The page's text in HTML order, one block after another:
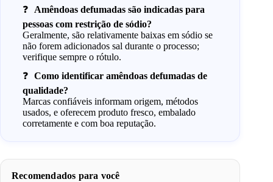
Amêndoas defumadas são indicadas para
pessoas com restrição de sódio?
Geralmente, são relativamente baixas em sódio se
não forem adicionados sal durante o processo;
verifique sempre o rótulo.
Como identificar amêndoas defumadas de
qualidade?
Marcas confiáveis informam origem, métodos
usados, e oferecem produto fresco, embalado
corretamente e com boa reputação.
Recomendados para você